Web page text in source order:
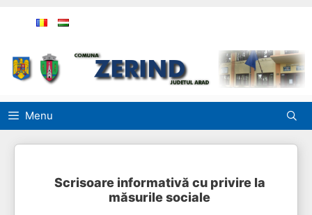
Menu
Scrisoare informativă cu privire la
măsurile sociale